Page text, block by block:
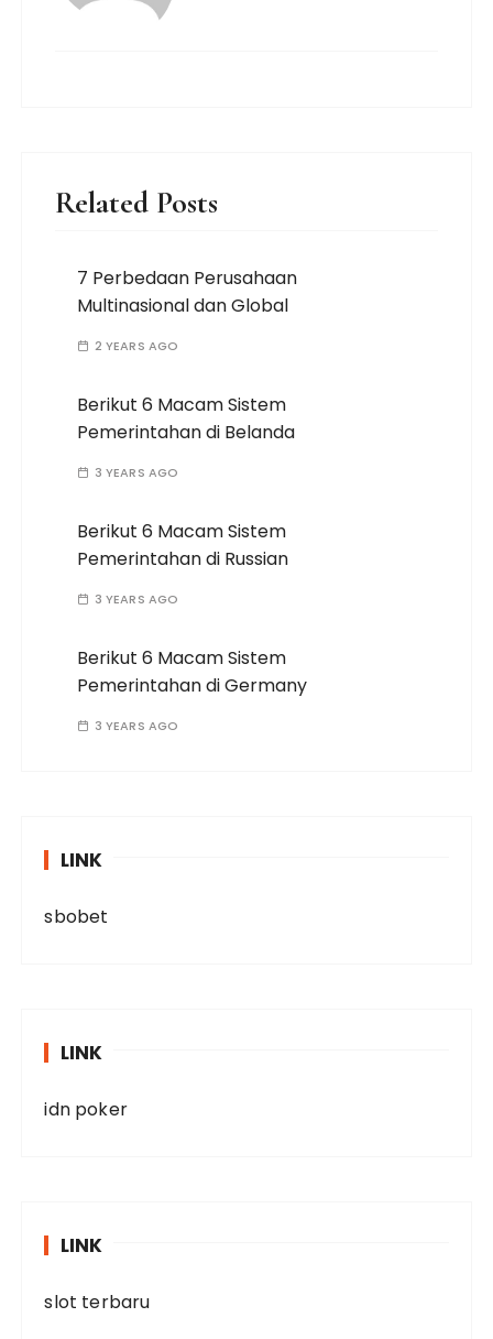
Related Posts
7 Perbedaan Perusahaan
Multinasional dan Global
2 YEARS AGO
Berikut 6 Macam Sistem
Pemerintahan di Belanda
3 YEARS AGO
Berikut 6 Macam Sistem
Pemerintahan di Russian
3 YEARS AGO
Berikut 6 Macam Sistem
Pemerintahan di Germany
3 YEARS AGO
LINK
sbobet
LINK
idn poker
LINK
slot terbaru